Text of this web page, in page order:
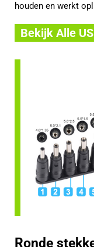
houden en werkt
Bekijk Alle
Ronde